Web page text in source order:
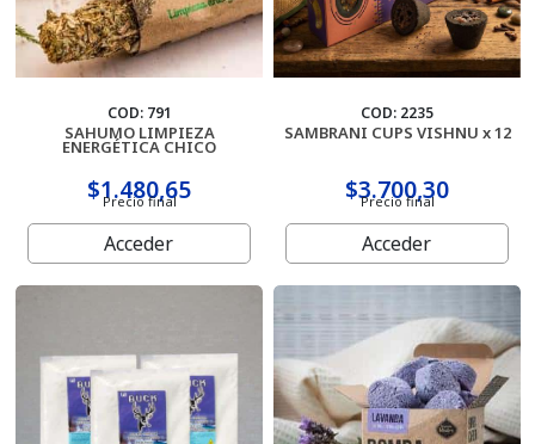
COD: 791
SAHUMO LIMPIEZA
ENERGÉTICA CHICO
$1.480,65
Precio final
Acceder
COD: 2235
SAMBRANI CUPS VISHNU x 12
$3.700,30
Precio final
Acceder